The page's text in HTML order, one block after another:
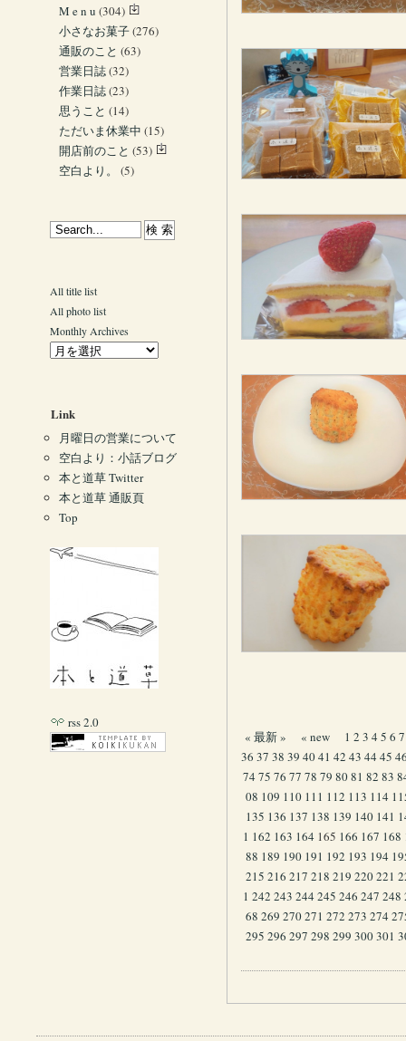
« 最新 » « new 1 2 3 4 5 6 7
36 37 38 39 4041 42 43 44 45
74 75 76 77 78 79 8081 82 83
08 109 110 111 112 113 114
135 136 137 138 139 140 141
1 162 163 164 165 166 167 168
88 189 190 191 192 193 194
215 216 217 218 219 220221
1 242 243 244 245 246 247 248
68 269 270271 272 273 274
295 296 297 298 299 300301
M e n u (304)
小さなお菓子(276)
通販のこと (63)
営業日誌(32)
作業日誌(23)
思うこと (14)
ただいま休業中 (15)
開店前のこと (53)
空白より。
(5)
All title list
All photo list
Monthly Archives
Link
月曜日の営業について
空白より：小話ブログ
本と道草 Twitter
本と道草 通販頁
Top
rss 2.0